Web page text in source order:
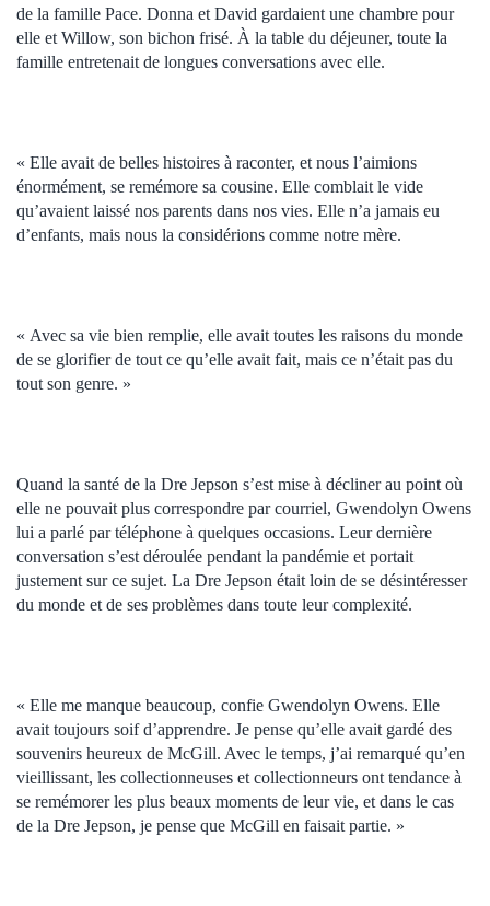
de la famille Pace. Donna et David gardaient une chambre pour
elle et Willow, son bichon frisé. À la table du déjeuner, toute la
famille entretenait de longues conversations avec elle.
« Elle avait de belles histoires à raconter, et nous l’aimions
énormément, se remémore sa cousine. Elle comblait le vide
qu’avaient laissé nos parents dans nos vies. Elle n’a jamais eu
d’enfants, mais nous la considérions comme notre mère.
« Avec sa vie bien remplie, elle avait toutes les raisons du monde
de se glorifier de tout ce qu’elle avait fait, mais ce n’était pas du
tout son genre. »
Quand la santé de la Dre Jepson s’est mise à décliner au point où
elle ne pouvait plus correspondre par courriel, Gwendolyn Owens
lui a parlé par téléphone à quelques occasions. Leur dernière
conversation s’est déroulée pendant la pandémie et portait
justement sur ce sujet. La Dre Jepson était loin de se désintéresser
du monde et de ses problèmes dans toute leur complexité.
« Elle me manque beaucoup, confie Gwendolyn Owens. Elle
avait toujours soif d’apprendre. Je pense qu’elle avait gardé des
souvenirs heureux de McGill. Avec le temps, j’ai remarqué qu’en
vieillissant, les collectionneuses et collectionneurs ont tendance à
se remémorer les plus beaux moments de leur vie, et dans le cas
de la Dre Jepson, je pense que McGill en faisait partie. »